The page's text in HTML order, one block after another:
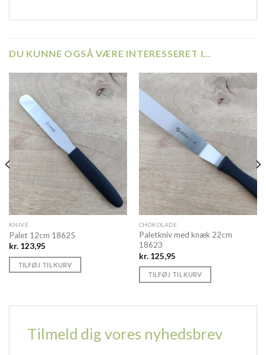
DU KUNNE OGSÅ VÆRE INTERESSERET I…
KNIVE
Palet 12cm 18625
kr.123,95
TILFØJ TIL KURV
CHOKOLADE
Paletkniv med knæk 22cm
18623
kr.125,95
TILFØJ TIL KURV
Tilmeld dig vores nyhedsbrev